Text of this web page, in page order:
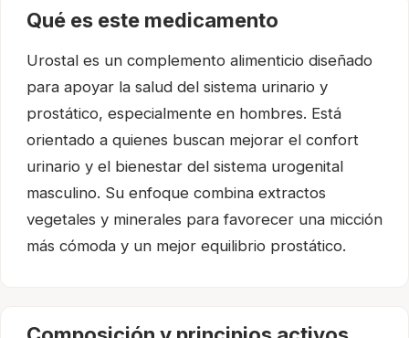
Qué es este medicamento
Urostal es un complemento alimenticio diseñado
para apoyar la salud del sistema urinario y
prostático, especialmente en hombres. Está
orientado a quienes buscan mejorar el confort
urinario y el bienestar del sistema urogenital
masculino. Su enfoque combina extractos
vegetales y minerales para favorecer una micción
más cómoda y un mejor equilibrio prostático.